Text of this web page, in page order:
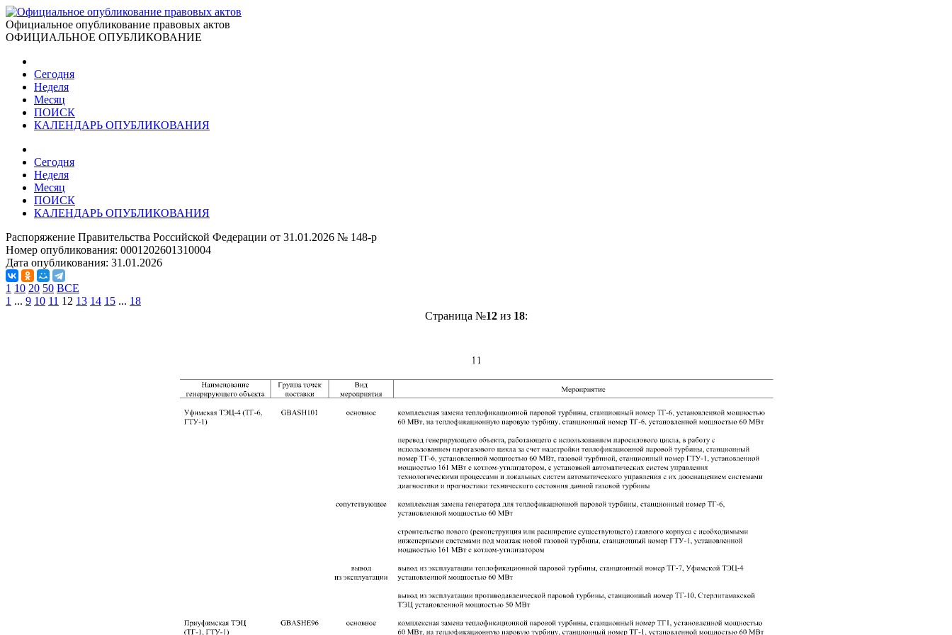
Официальное опубликование правовых актов
ОФИЦИАЛЬНОЕ ОПУБЛИКОВАНИЕ
Сегодня
Неделя
Месяц
ПОИСК
КАЛЕНДАРЬ ОПУБЛИКОВАНИЯ
Сегодня
Неделя
Месяц
ПОИСК
КАЛЕНДАРЬ ОПУБЛИКОВАНИЯ
Распоряжение Правительства Российской Федерации от 31.01.2026 № 148-р
Номер опубликования: 0001202601310004
Дата опубликования: 31.01.2026
1 10 20 50 ВСЕ
1 ... 9 10 11 12 13 14 15 ... 18
Страница №12из 18: